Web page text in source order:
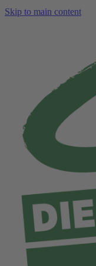
Skip to main content